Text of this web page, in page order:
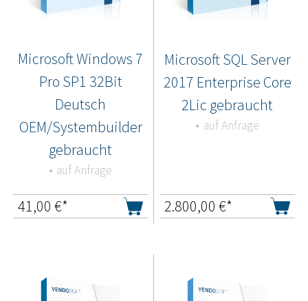
Microsoft Windows 7
Pro SP1 32Bit
Deutsch
OEM/Systembuilder
gebraucht
auf Anfrage
41,00 €*
Microsoft SQL Server
2017 Enterprise Core
2Lic gebraucht
auf Anfrage
2.800,00 €*